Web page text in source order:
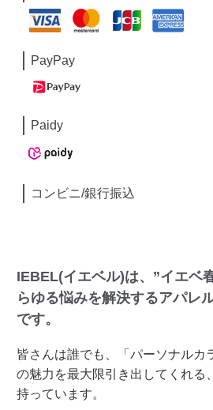
PayPay
Paidy
コンビニ/銀行振込
IEBEL(イエベル)は、”イエベ
らゆる悩みを解決するアパレ
です。
皆さんは誰でも、「パーソナルカ
の魅力を最大限引き出してくれる
持っています。